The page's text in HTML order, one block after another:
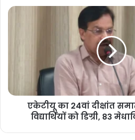
एकेटीयू का 24वां दीक्षांत
विद्यार्थियों को डिग्री, 83